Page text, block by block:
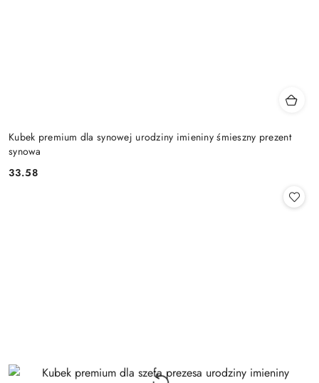
Kubek premium dla synowej urodziny imieniny śmieszny prezent
synowa
Cena:
33.58